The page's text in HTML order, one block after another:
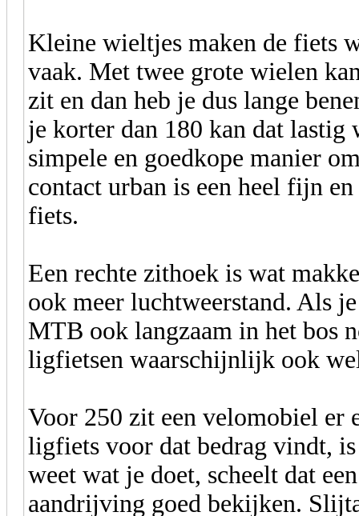
Kleine wieltjes maken de fiets
vaak. Met twee grote wielen
zit en dan heb je dus lange
je korter dan 180 kan dat lastig
simpele en goedkope manier
contact urban is een heel fijn
fiets.
Een rechte zithoek is wat
ook meer luchtweerstand. Als
MTB ook langzaam in het bos
ligfietsen waarschijnlijk ook
Voor 250 zit een velomobiel er
ligfiets voor dat bedrag vindt,
weet wat je doet, scheelt dat
aandrijving goed bekijken.